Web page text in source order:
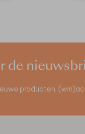
de
producten,